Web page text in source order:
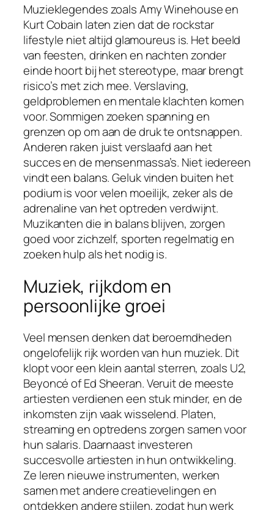
Muzieklegendes zoals Amy Winehouse en
Kurt Cobain laten zien dat de rockstar
lifestyle niet altijd glamoureus is. Het beeld
van feesten, drinken en nachten zonder
einde hoort bij het stereotype, maar brengt
risico’s met zich mee. Verslaving,
geldproblemen en mentale klachten komen
voor. Sommigen zoeken spanning en
grenzen op om aan de druk te ontsnappen.
Anderen raken juist verslaafd aan het
succes en de mensenmassa’s. Niet iedereen
vindt een balans. Geluk vinden buiten het
podium is voor velen moeilijk, zeker als de
adrenaline van het optreden verdwijnt.
Muzikanten die in balans blijven, zorgen
goed voor zichzelf, sporten regelmatig en
zoeken hulp als het nodig is.
Muziek, rijkdom en
persoonlijke groei
Veel mensen denken dat beroemdheden
ongelofelijk rijk worden van hun muziek. Dit
klopt voor een klein aantal sterren, zoals U2,
Beyoncé of Ed Sheeran. Veruit de meeste
artiesten verdienen een stuk minder, en de
inkomsten zijn vaak wisselend. Platen,
streaming en optredens zorgen samen voor
hun salaris. Daarnaast investeren
succesvolle artiesten in hun ontwikkeling.
Ze leren nieuwe instrumenten, werken
samen met andere creatievelingen en
ontdekken andere stijlen, zodat hun werk